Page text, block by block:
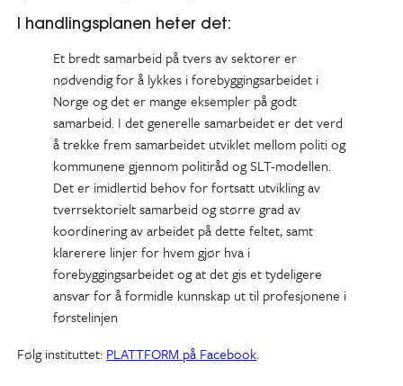
I handlingsplanen heter det:
Et bredt samarbeid på tvers av sektorer er
nødvendig for å lykkes i forebyggingsarbeidet i
Norge og det er mange eksempler på godt
samarbeid. I det generelle samarbeidet er det verd
å trekke frem samarbeidet utviklet mellom politi og
kommunene gjennom politiråd og SLT-modellen.
Det er imidlertid behov for fortsatt utvikling av
tverrsektorielt samarbeid og større grad av
koordinering av arbeidet på dette feltet, samt
klarerere linjer for hvem gjør hva i
forebyggingsarbeidet og at det gis et tydeligere
ansvar for å formidle kunnskap ut til profesjonene i
førstelinjen
Følg instituttet: PLATTFORM på Facebook.